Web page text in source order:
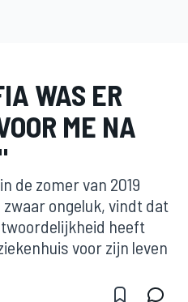
WAS ER
ME NA
de zomer van 2019
ongeluk, vindt dat
heeft
voor zijn leven